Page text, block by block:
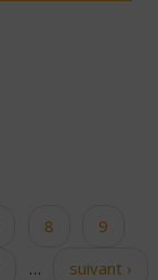
8
9
…
suivant ›